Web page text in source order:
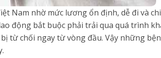
Nam nhờ mức lương ổn định, dễ đi và
động bắt buộc phải trải qua quá trình
từ chối ngay từ vòng đầu. Vậy những